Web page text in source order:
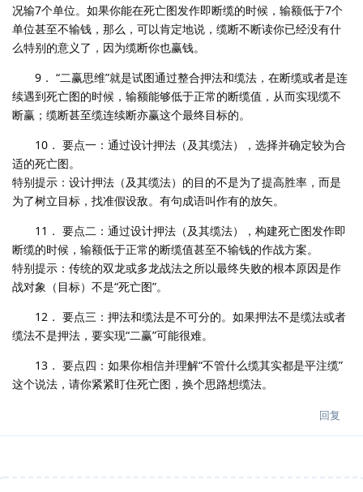
况输7个单位。如果你能在死亡图发作即断缆的时候，输额低于7个
单位甚至不输钱，那么，可以肯定地说，缆断不断读你已经没有什
么特别的意义了，因为缆断你也赢钱。
9． “二赢思维”就是试图通过整合押法和缆法，在断缆或者是连
续遇到死亡图的时候，输额能够低于正常的断缆值，从而实现缆不
断赢；缆断甚至缆连续断亦赢这个最终目标的。
10． 要点一：通过设计押法（及其缆法），选择并确定较为合
适的死亡图。
特别提示：设计押法（及其缆法）的目的不是为了提高胜率，而是
为了树立目标，找准假设敌。有句成语叫作有的放矢。
11． 要点二：通过设计押法（及其缆法），构建死亡图发作即
断缆的时候，输额低于正常的断缆值甚至不输钱的作战方案。
特别提示：传统的双龙或多龙战法之所以最终失败的根本原因是作
战对象（目标）不是“死亡图”。
12． 要点三：押法和缆法是不可分的。如果押法不是缆法或者
缆法不是押法，要实现“二赢”可能很难。
13． 要点四：如果你相信并理解“不管什么缆其实都是平注缆”
这个说法，请你紧紧盯住死亡图，换个思路想缆法。
回复